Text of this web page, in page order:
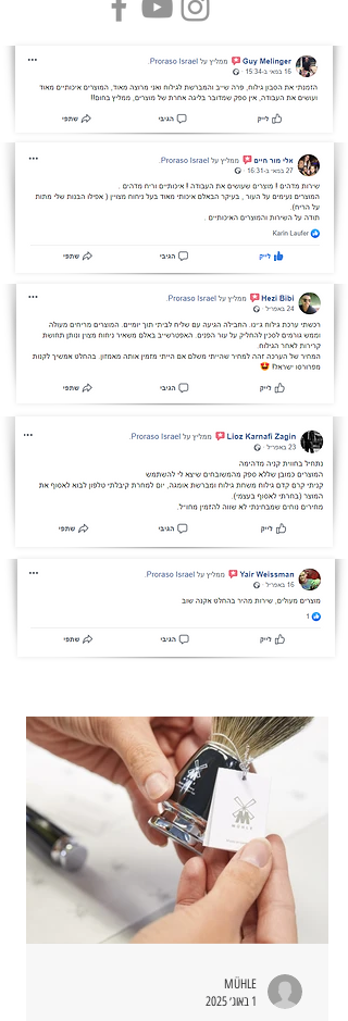
MÜHLE
1 באוג׳ 2025